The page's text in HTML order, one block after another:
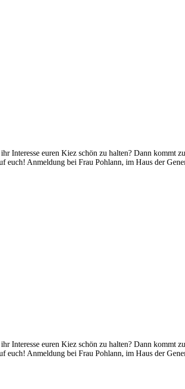
Interesse euren Kiez schön zu halten? Dann kommt
Anmeldung bei Frau Pohlann, im Haus der
Interesse euren Kiez schön zu halten? Dann kommt
Anmeldung bei Frau Pohlann, im Haus der